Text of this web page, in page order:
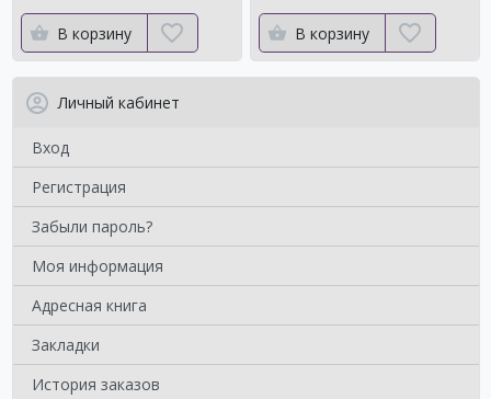
В корзину
чучелаворона.
В корзину
Личный кабинет
Вход
Регистрация
Забыли пароль?
Моя информация
Адресная книга
Закладки
История заказов